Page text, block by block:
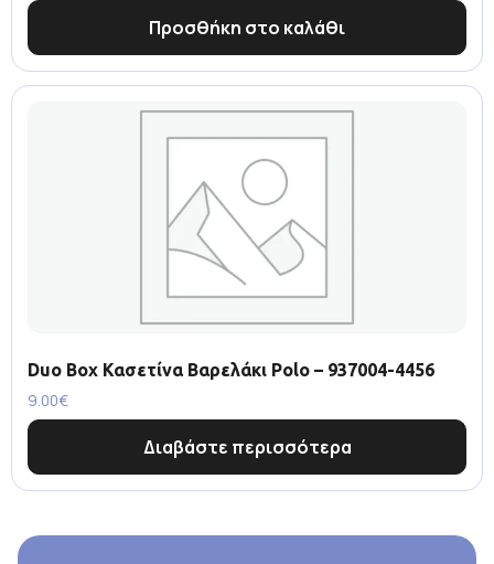
Προσθήκη στο καλάθι
Duo Box Κασετίνα Βαρελάκι Polo – 937004-4456
9.00€
Διαβάστε περισσότερα